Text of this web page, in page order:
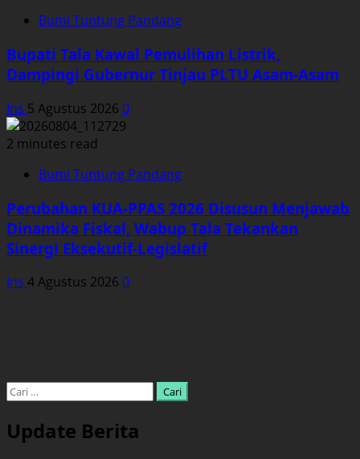
Bumi Tuntung Pandang
Bupati Tala Kawal Pemulihan Listrik,
Dampingi Gubernur Tinjau PLTU Asam-Asam
Ins 5 Agustus 2026 0
2 minutes read
Bumi Tuntung Pandang
Perubahan KUA-PPAS 2026 Disusun Menjawab
Dinamika Fiskal, Wabup Tala Tekankan
Sinergi Eksekutif-Legislatif
Ins 4 Agustus 2026 0
Cari
Update Berita